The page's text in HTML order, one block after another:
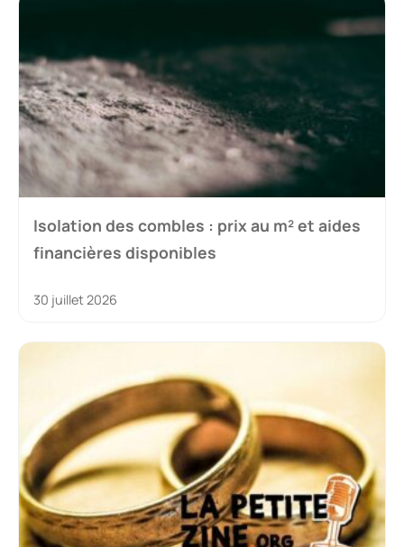
Isolation des combles : prix au m² et aides
financières disponibles
30 juillet 2026